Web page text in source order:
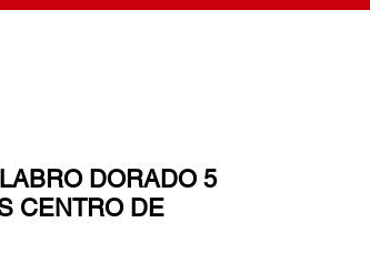
DORADO 5
CENTRO DE